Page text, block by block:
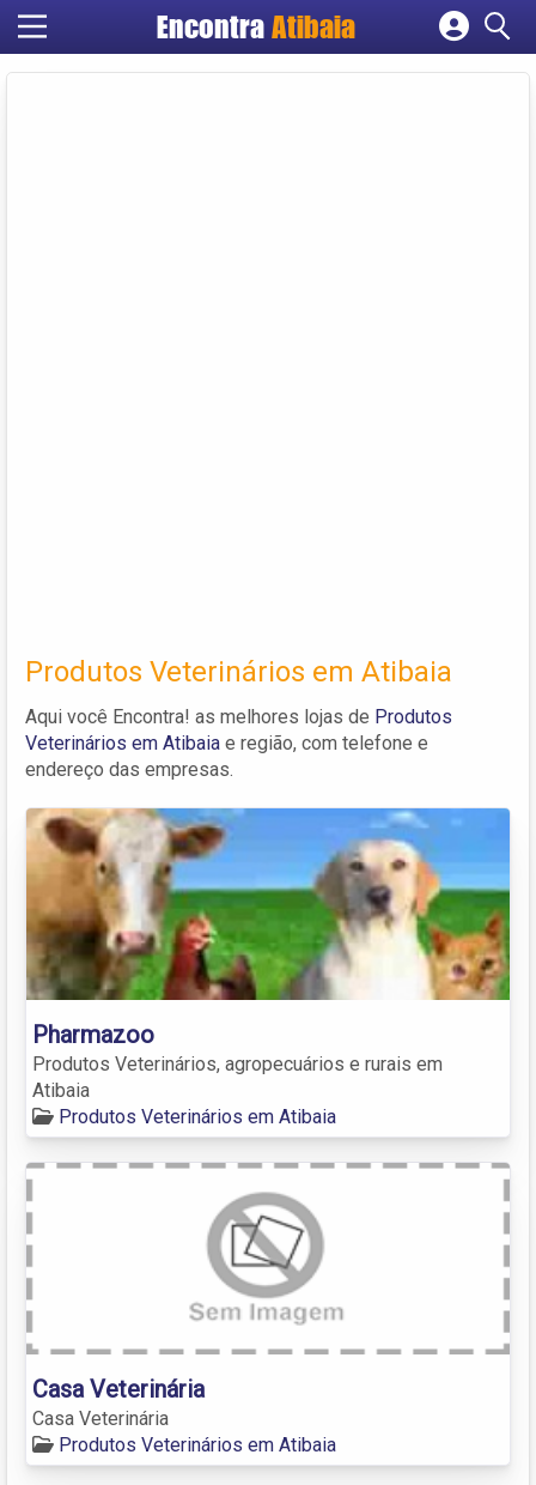
Encontra Atibaia
Cadastrar empresa
Produtos Veterinários em Atibaia
Aqui você Encontra! as melhores lojas de Produtos
Veterinários em Atibaia e região, com telefone e
endereço das empresas.
Pharmazoo
Produtos Veterinários, agropecuários e rurais em
Atibaia
Produtos Veterinários em Atibaia
Casa Veterinária
Casa Veterinária
Produtos Veterinários em Atibaia